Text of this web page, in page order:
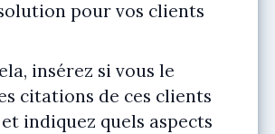
pour vos clients
insérez si vous le
citations de ces clients
indiquez quels aspects